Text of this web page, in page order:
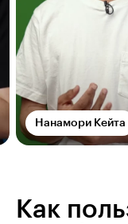
Нанамори Кейта
Как